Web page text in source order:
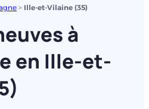
> Ille-et-Vilaine (35)
à
en Ille-et-